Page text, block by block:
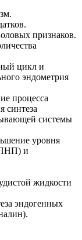
признаков.
цикл и
эндометрия
процесса
синтеза
системы
уровня
и
жидкости
эндогенных